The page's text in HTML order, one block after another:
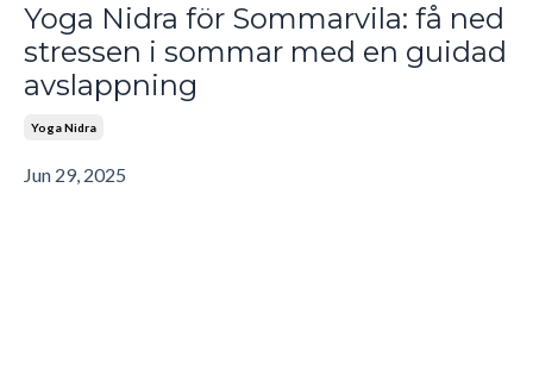
Yoga Nidra för Sommarvila: få ned
stressen i sommar med en guidad
avslappning
Yoga Nidra
Jun 29, 2025